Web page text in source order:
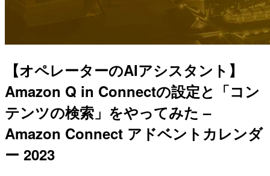
【オペレーターのAIアシスタント】
Amazon Q in Connectの設定と「コン
テンツの検索」をやってみた –
Amazon Connect アドベントカレンダ
ー 2023